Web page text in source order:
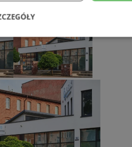
Wydajność
Niesklasyfikowane